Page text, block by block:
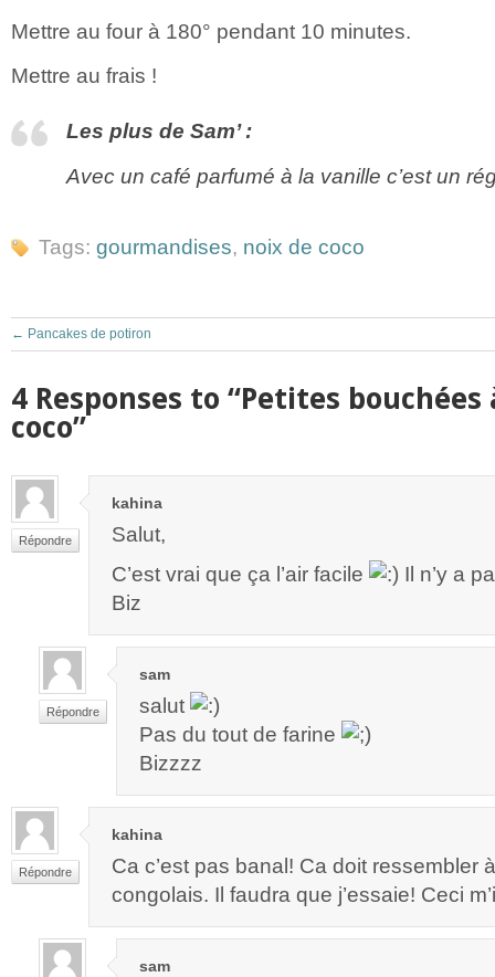
Mettre au four à 180° pendant 10 minutes.
Mettre au frais !
Les plus de Sam’ :
Avec un café parfumé à la vanille c’est un
Tags: gourmandises, noix de coco
← Pancakes de potiron
4 Responses to “Petites bouchées
coco”
Répondre
kahina
Salut,
C’est vrai que ça l’air facile
Il n’y a
Biz
Répondre
sam
salut
Pas du tout de farine
Bizzzz
Répondre
kahina
Ca c’est pas banal! Ca doit ressembler
congolais. Il faudra que j’essaie! Ceci
sam